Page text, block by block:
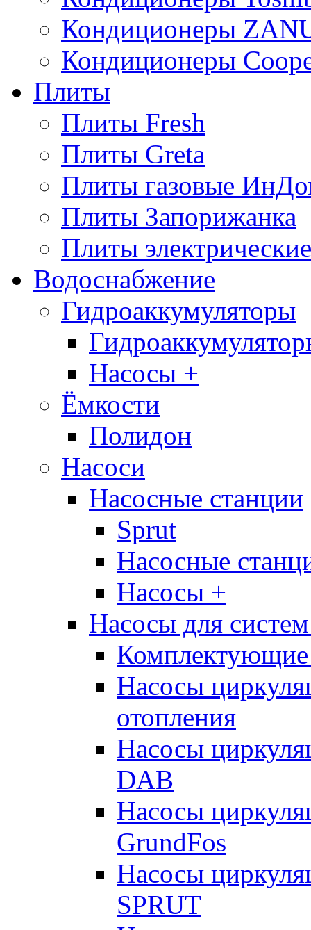
Кондиционеры
Кондиционеры
Плиты
Плиты Fresh
Плиты Greta
Плиты газовые
Плиты Запорижанка
Плиты
Водоснабжение
Гидроаккумуляторы
Насосы +
Ёмкости
Полидон
Насоси
Насосные станции
Sprut
Насосные
Насосы +
Насосы для
Комплектующие
Насосы
отопления
Насосы
DAB
Насосы
GrundFos
Насосы
SPRUT